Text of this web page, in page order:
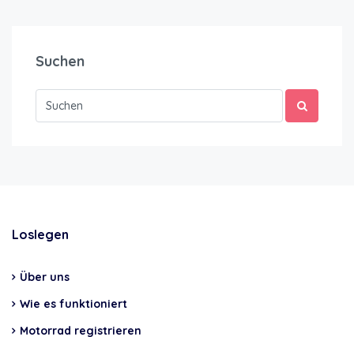
Suchen
Loslegen
Über uns
Wie es funktioniert
Motorrad registrieren